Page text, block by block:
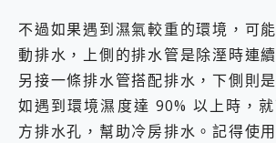
不過如果遇到濕氣較重的環境，可
動排水，上側的排水管是除溼時連
另接一條排水管搭配排水，下側則
如遇到環境濕度達 90% 以上時，
方排水孔，幫助冷房排水。記得使